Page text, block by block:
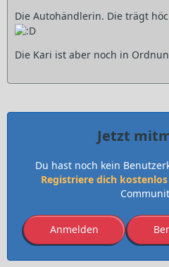
Die Autohändlerin. Die trägt
Die Kari ist aber noch in
Jetzt
Du hast noch kein
Registriere dich kostenlos
Anmelden